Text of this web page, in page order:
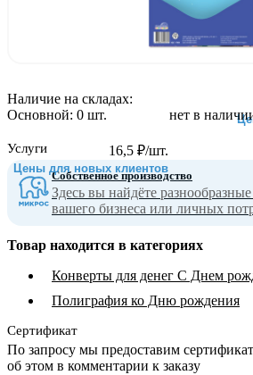
нет в
16,5 ₽/шт.
Цены для новых клиентов
Наличие на складах:
Основной: 0 шт.
Услуги
Собственное производство
Здесь вы найдёте
вашего бизнеса или личных
Товар находится в категориях
Конверты для денег С Днем
Полиграфия ко Дню рождения
Сертификат
По запросу мы предоставим
об этом в комментарии к заказу